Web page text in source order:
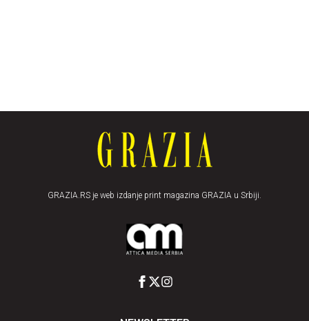
GRAZIA.RS je web izdanje print magazina GRAZIA u Srbiji.